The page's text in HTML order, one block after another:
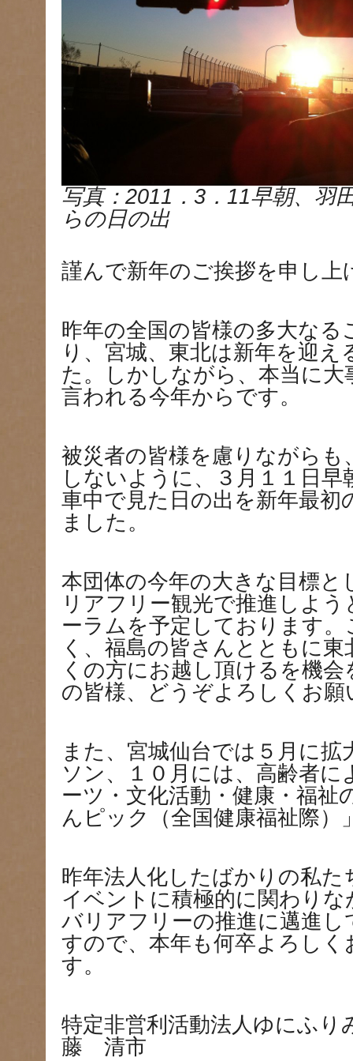
写真：2011．3．11早朝、羽
らの日の出
謹んで新年のご挨拶を申し上
昨年の全国の皆様の多大なる
り、宮城、東北は新年を迎
た。しかしながら、本当に大
言われる今年からです。
被災者の皆様を慮りながらも
しないように、３月１１日
車中で見た日の出を新年最初
ました。
本団体の今年の大きな目標と
リアフリー観光で推進しよ
ーラムを予定しております
く、福島の皆さんとともに
くの方にお越し頂けるを機
の皆様、どうぞよろしくお願
また、宮城仙台では５月に
ソン、１０月には、高齢者に
ーツ・文化活動・健康・福祉
んピック（全国健康福祉際）
昨年法人化したばかりの私
イベントに積極的に関わり
バリアフリーの推進に邁進
すので、本年も何卒よろしく
す。
特定非営利活動法人ゆにふ
藤 清市